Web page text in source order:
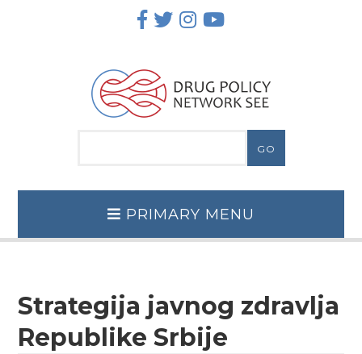
PRIMARY MENU
Strategija javnog zdravlja
Republike Srbije